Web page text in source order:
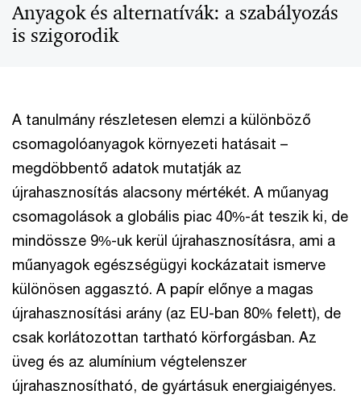
Anyagok és alternatívák: a szabályozás
is szigorodik
A tanulmány részletesen elemzi a különböző
csomagolóanyagok környezeti hatásait –
megdöbbentő adatok mutatják az
újrahasznosítás alacsony mértékét. A műanyag
csomagolások a globális piac 40%-át teszik ki, de
mindössze 9%-uk kerül újrahasznosításra, ami a
műanyagok egészségügyi kockázatait ismerve
különösen aggasztó. A papír előnye a magas
újrahasznosítási arány (az EU-ban 80% felett), de
csak korlátozottan tartható körforgásban. Az
üveg és az alumínium végtelenszer
újrahasznosítható, de gyártásuk energiaigényes.